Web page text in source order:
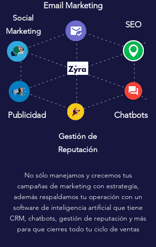
Email Marketing
SEO
Publicidad
Social
Marketing
Chatbots
Gestión de
Reputación
No sólo manejamos y crecemos tus
campañas de marketing con estrategía,
además respaldamos tu operación con un
software de inteligencia artificial que tiene
CRM, chatbots, gestión de reputación y más
para que cierres todo tu ciclo de ventas